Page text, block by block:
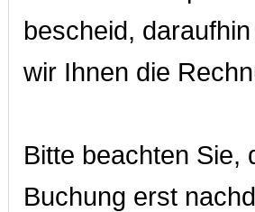
bescheid,
wir Ihnen die
Bitte beachten Sie,
Buchung erst